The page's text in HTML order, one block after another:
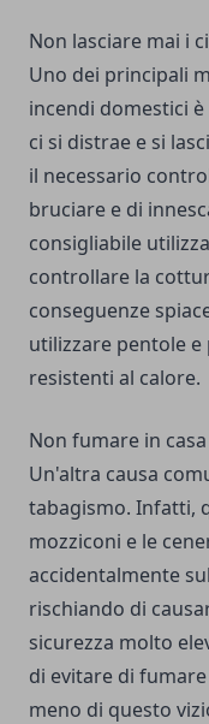
Non lasciare mai i
Uno dei principali
incendi domestici
ci si distrae e si
il necessario
bruciare e di
consigliabile
controllare la
conseguenze
utilizzare pentole
resistenti al calore.
Non fumare in casa
Un'altra causa
tabagismo. Infatti,
mozziconi e le
accidentalmente
rischiando di
sicurezza molto
di evitare di
meno di questo